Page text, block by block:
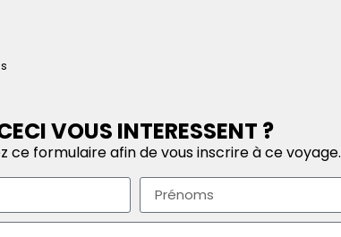
VOUS INTERESSENT ?
ce formulaire afin de vous inscrire à ce voyage.